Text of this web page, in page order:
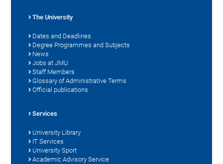
The University
Dates and Deadlines
Degree Programmes and Subjects
News
Jobs at JMU
Staff Members
Glossary of Administrative Terms
Official publications
Services
University Library
IT Services
University Sport
Academic Advisory Service